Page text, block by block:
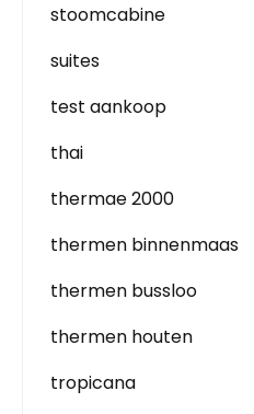
stoomcabine
suites
test aankoop
thai
thermae 2000
thermen binnenmaas
thermen bussloo
thermen houten
tropicana